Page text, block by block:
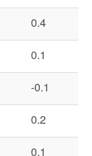
0.4
0.1
-0.1
0.2
0.1